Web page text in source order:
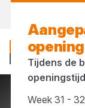
...
Tijdens de
Week 31 -